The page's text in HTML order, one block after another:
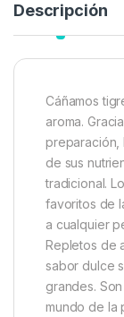
Descripción
Cáñamos
aroma.
preparación,
de sus
tradicional.
favoritos de
a cualquier
Repletos de
sabor dulce
grandes.
mundo de la